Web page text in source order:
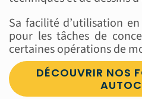
Sa facilité d’utilisation
pour les tâches de
certaines opérations de
DÉCOUVRIR NOS